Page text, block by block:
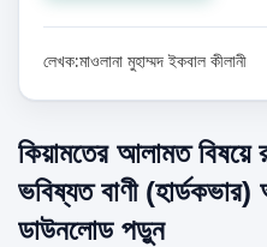
লেখক:মাওলানা মুহাম্মদ ইকবাল কীলানী
কিয়ামতের আলামত বিষয়ে
ভবিষ্যত বাণী
ডাউনলোড পড়ুন